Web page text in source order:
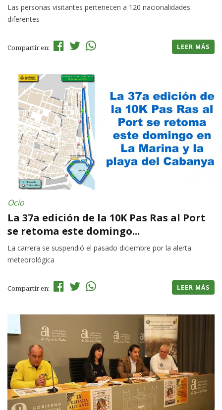
Las personas visitantes pertenecen a 120 nacionalidades
diferentes
Compartir en: LEER MÁS
Ocio
La 37a edición de la 10K Pas Ras al Port
se retoma este domingo...
La carrera se suspendió el pasado diciembre por la alerta
meteorológica
Compartir en: LEER MÁS